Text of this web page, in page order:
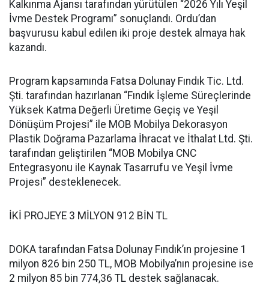
Kalkınma Ajansı tarafından yürütülen “2026 Yılı Yeşil
İvme Destek Programı” sonuçlandı. Ordu’dan
başvurusu kabul edilen iki proje destek almaya hak
kazandı.
Program kapsamında Fatsa Dolunay Fındık Tic. Ltd.
Şti. tarafından hazırlanan “Fındık İşleme Süreçlerinde
Yüksek Katma Değerli Üretime Geçiş ve Yeşil
Dönüşüm Projesi” ile MOB Mobilya Dekorasyon
Plastik Doğrama Pazarlama İhracat ve İthalat Ltd. Şti.
tarafından geliştirilen “MOB Mobilya CNC
Entegrasyonu ile Kaynak Tasarrufu ve Yeşil İvme
Projesi” desteklenecek.
İKİ PROJEYE 3 MİLYON 912 BİN TL
DOKA tarafından Fatsa Dolunay Fındık’ın projesine 1
milyon 826 bin 250 TL, MOB Mobilya’nın projesine ise
2 milyon 85 bin 774,36 TL destek sağlanacak.